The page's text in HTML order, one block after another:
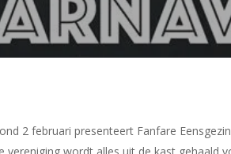
2 februari presenteert Fanfare